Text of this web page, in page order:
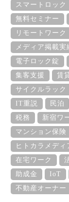
スマートロック
無料セミナー
リモートワーク
メディア掲載実
電子ロック錠
集客支援
賃
サイクルラック
IT重説
民泊
税務
新宿ワ
マンション保険
ヒトカラメディ
在宅ワーク
助成金
IoT
不動産オーナー